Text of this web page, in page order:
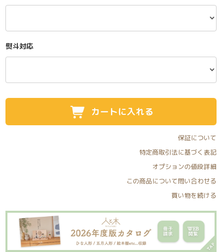
熨斗対応
カートに入れる
保証について
特定商取引法に基づく表記
オプションの値段詳細
この商品について問い合わせる
買い物を続ける